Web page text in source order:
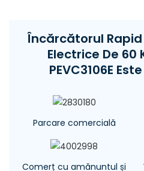
Încărcătorul
Electrice De 60
PEVC3106E
Parcare comercială
Comerț cu amănuntul și